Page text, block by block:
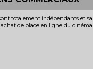
totalement indépendants et
de place en ligne du cinéma.